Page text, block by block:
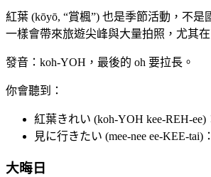
紅葉 (kōyō, “賞楓”) 也是季節活動，不是
一樣會帶來旅遊尖峰與大量拍照，尤其
發音：koh-YOH，最後的 oh 要拉長。
你會聽到：
紅葉きれい (koh-YOH kee-REH-
見に行きたい (mee-nee ee-KEE-tai)
大晦日